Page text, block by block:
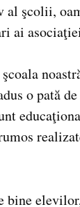
al şcolii,
ai
o pată
bine